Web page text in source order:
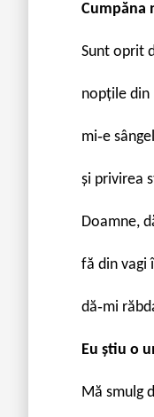
Cumpăna
Sunt oprit
nopțile
mi‐e
şi privirea
Doamne,
fă din vagi
dă‐mi
Eu ştiu o
Mă smulg